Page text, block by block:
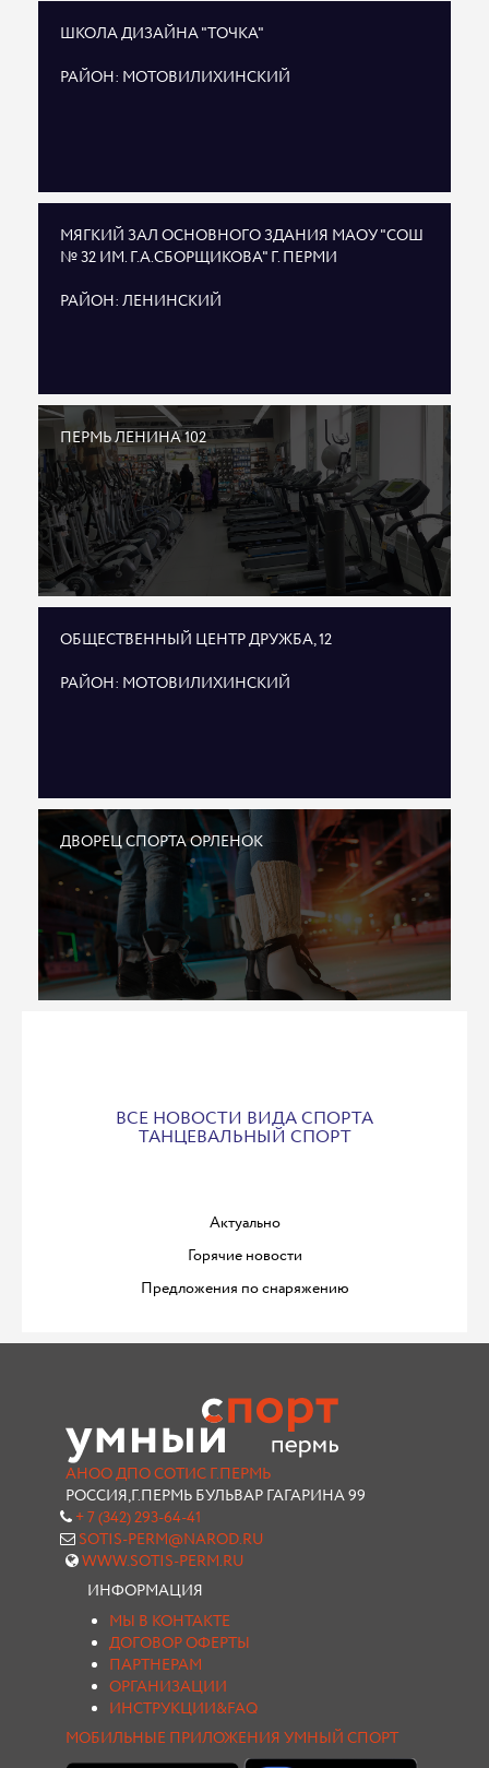
ШКОЛА ДИЗАЙНА "ТОЧКА"
РАЙОН: МОТОВИЛИХИНСКИЙ
МЯГКИЙ ЗАЛ ОСНОВНОГО ЗДАНИЯ МАОУ "СОШ
№ 32 ИМ. Г.А.СБОРЩИКОВА" Г. ПЕРМИ
РАЙОН: ЛЕНИНСКИЙ
ПЕРМЬ ЛЕНИНА 102
ОБЩЕСТВЕННЫЙ ЦЕНТР ДРУЖБА, 12
РАЙОН: МОТОВИЛИХИНСКИЙ
ДВОРЕЦ СПОРТА ОРЛЕНОК
ВСЕ НОВОСТИ ВИДА СПОРТА
ТАНЦЕВАЛЬНЫЙ СПОРТ
Актуально
Горячие новости
Предложения по снаряжению
АНОО ДПО СОТИС Г.ПЕРМЬ
РОССИЯ,Г.ПЕРМЬ БУЛЬВАР ГАГАРИНА 99
+ 7 (342) 293-64-41
SOTIS-PERM@NAROD.RU
WWW.SOTIS-PERM.RU
ИНФОРМАЦИЯ
МЫ В КОНТАКТЕ
ДОГОВОР ОФЕРТЫ
ПАРТНЕРАМ
ОРГАНИЗАЦИИ
ИНСТРУКЦИИ&FAQ
МОБИЛЬНЫЕ ПРИЛОЖЕНИЯ УМНЫЙ СПОРТ